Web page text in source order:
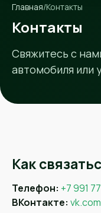
Главная/Контакты
Контакты
Свяжитесь с
автомобиля или
Как
Телефон: +7 991
ВКонтакте: